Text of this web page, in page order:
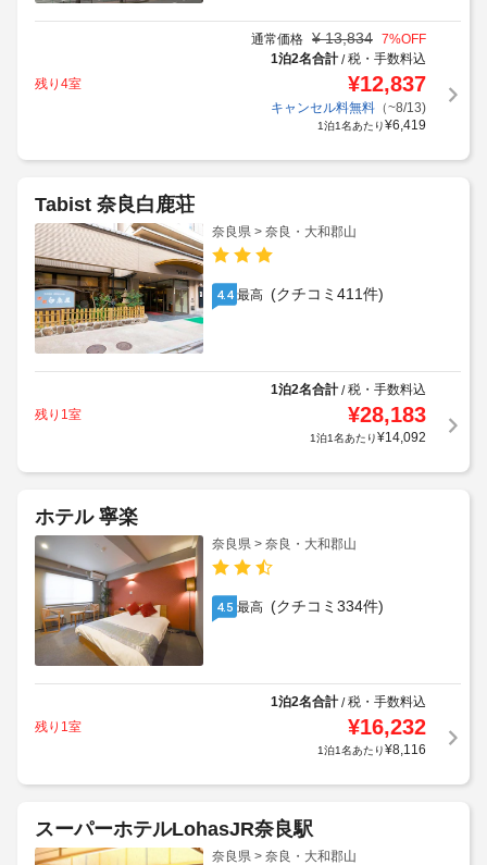
通常価格 ¥ 13,834 7%OFF
1泊2名合計/税・手数料込
残り4室
¥12,837
キャンセル料無料（~8/13)
1泊1名あたり¥6,419
Tabist 奈良白鹿荘
奈良県 > 奈良・大和郡山
4.4 最高 (クチコミ411件)
1泊2名合計/税・手数料込
残り1室
¥28,183
1泊1名あたり¥14,092
ホテル 寧楽
奈良県 > 奈良・大和郡山
4.5 最高 (クチコミ334件)
1泊2名合計/税・手数料込
残り1室
¥16,232
1泊1名あたり¥8,116
スーパーホテルLohasJR奈良駅
奈良県 > 奈良・大和郡山